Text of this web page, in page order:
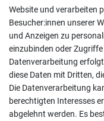
Kontakt
Telefon:07191 - 9
E-Mail:
Website und verarbeiten
Besucher:innen unserer
und Anzeigen zu
einzubinden oder
Datenverarbeitung
diese Daten mit Dritten,
Die Datenverarbeitung
berechtigten Interesses
abgelehnt werden. Es